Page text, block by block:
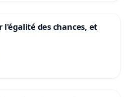
l'égalité des chances, et